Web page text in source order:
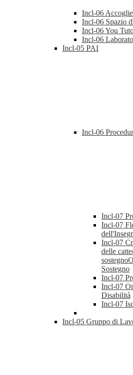
Incl-06
Incl-06 Spazio
Incl-06 You
Incl-06
Incl-05 PAI
Incl-06
Incl-07
Incl-07
Incl-07
delle
Sostegno
Incl-07
Incl-07
Disabilità
Incl-07
Incl-05 Gruppo di